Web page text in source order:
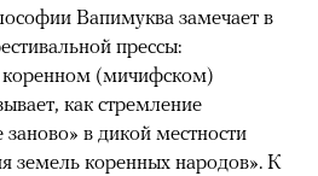
Вапимуква замечает в
прессы:
(мичифском)
как стремление
заново» в дикой местности
земель коренных народов». К